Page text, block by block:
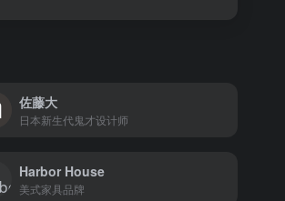
佐藤大
日本新生代鬼才设计师
Harbor House
美式家具品牌